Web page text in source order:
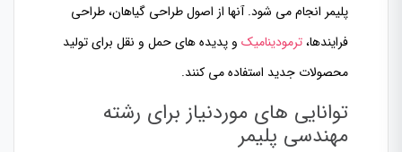
پلیمر انجام می شود. آنها از اصول طراحی گیاهان، طراحی
فرایندها،ترمودینامیک و پدیده های حمل و نقل برای تولید
محصولات جدید استفادهمی کنند.
توانایی های موردنیاز برای رشته
مهندسی پلیمر